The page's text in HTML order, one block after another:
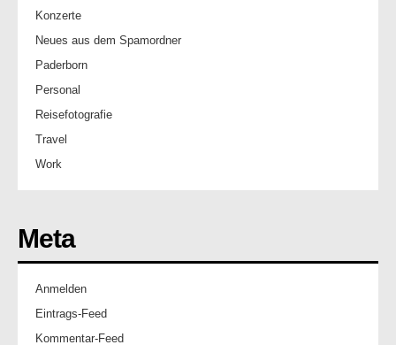
Konzerte
Neues aus dem Spamordner
Paderborn
Personal
Reisefotografie
Travel
Work
Meta
Anmelden
Eintrags-Feed
Kommentar-Feed